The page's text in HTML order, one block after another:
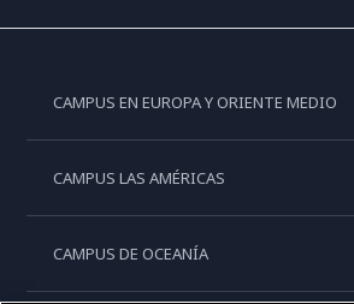
CAMPUS EN EUROPA Y ORIENTE MEDIO
CAMPUS LAS AMÉRICAS
CAMPUS DE OCEANÍA